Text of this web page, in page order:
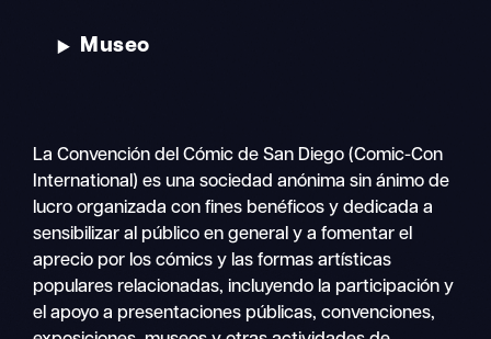
Museo
La Convención del Cómic de San Diego (Comic-Con
International) es una sociedad anónima sin ánimo de
lucro organizada con fines benéficos y dedicada a
sensibilizar al público en general y a fomentar el
aprecio por los cómics y las formas artísticas
populares relacionadas, incluyendo la participación y
el apoyo a presentaciones públicas, convenciones,